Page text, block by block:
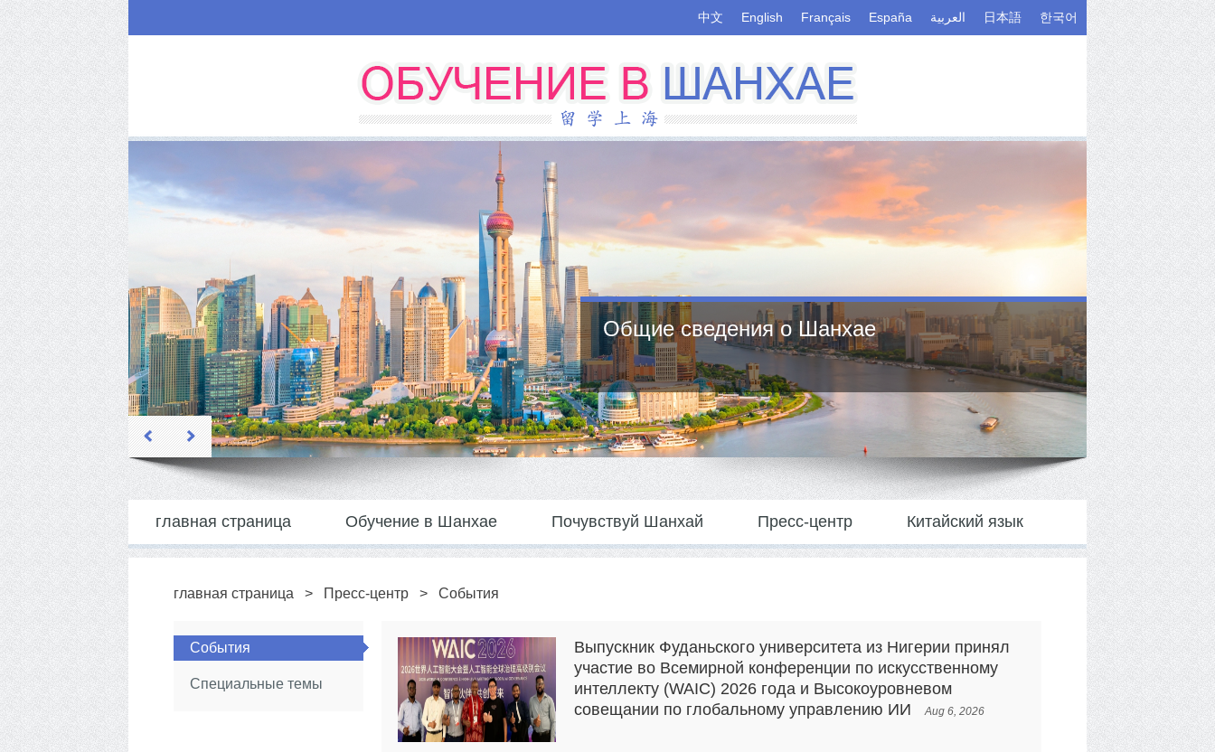
中文 English Français España العربية 日本語 한국어
Университеты
главная страница Обучение в Шанхае Почувствуй Шанхай Пресс-центр Китайский язык
главная страница > Пресс-центр > События
События
Специальные темы
Выпускник Фуданьского университета из Нигерии принял
участие во Всемирной конференции по искусственному
интеллекту (WAIC) 2026 года и Высокоуровневом
совещании по глобальному управлению ИИ
Aug 6, 2026